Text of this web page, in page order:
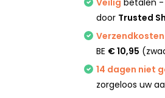
Veilig betalen
door Trusted
Verzendkosten
BE € 10,95
14 dagen niet
zorgeloos uw